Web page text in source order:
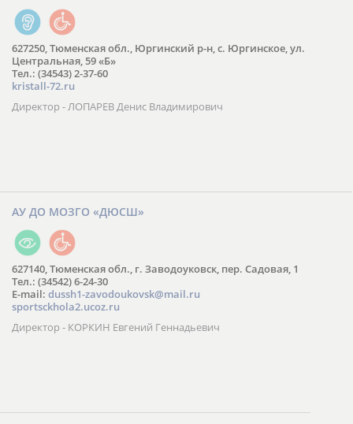
627250, Тюменская обл., Юргинский р-н, с. Юргинское, ул.
Центральная, 59 «Б»
Тел.: (34543) 2-37-60
kristall-72.ru
Директор - ЛОПАРЕВ Денис Владимирович
АУ ДО МОЗГО «ДЮСШ»
627140, Тюменская обл., г. Заводоуковск, пер. Садовая, 1
Тел.: (34542) 6-24-30
​E-mail: dussh1-zavodoukovsk@mail.ru
sportsckhola2.ucoz.ru
Директор - КОРКИН Евгений Геннадьевич